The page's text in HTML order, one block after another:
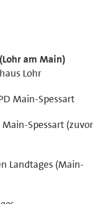
am Main)
Lohr
Main-Spessart
Spessart (zuvor
Landtages (Main-